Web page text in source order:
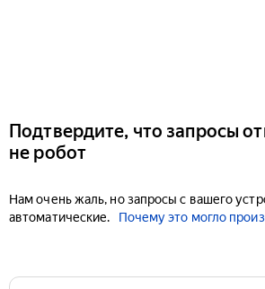
Подтвердите, что запросы
не робот
Нам очень жаль, но запросы с вашего
автоматические.
Почему это могло